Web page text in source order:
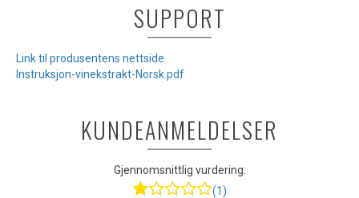
SUPPORT
Link til produsentens nettside
Instruksjon-vinekstrakt-Norsk.pdf
KUNDEANMELDELSER
Gjennomsnittlig vurdering:
(1)